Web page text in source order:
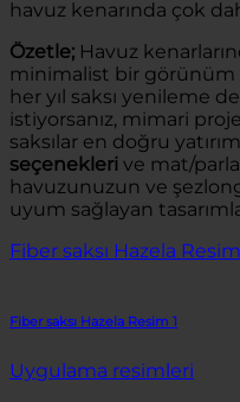
havuz kenarında çok
Özetle; Havuz
minimalist bir görünüm
her yıl saksı yenileme
istiyorsanız, mimari
saksılar en doğru
seçenekleri ve mat/
havuzunuzun ve
uyum sağlayan
Fiber saksı Hazela Resim
Fiber saksı Hazela Resim 1
Uygulama resimleri